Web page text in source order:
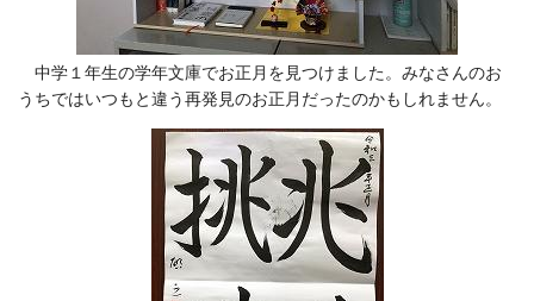
中学１年生の学年文庫でお正月を見つけました。みなさんのお
うちではいつもと違う再発見のお正月だったのかもしれません。